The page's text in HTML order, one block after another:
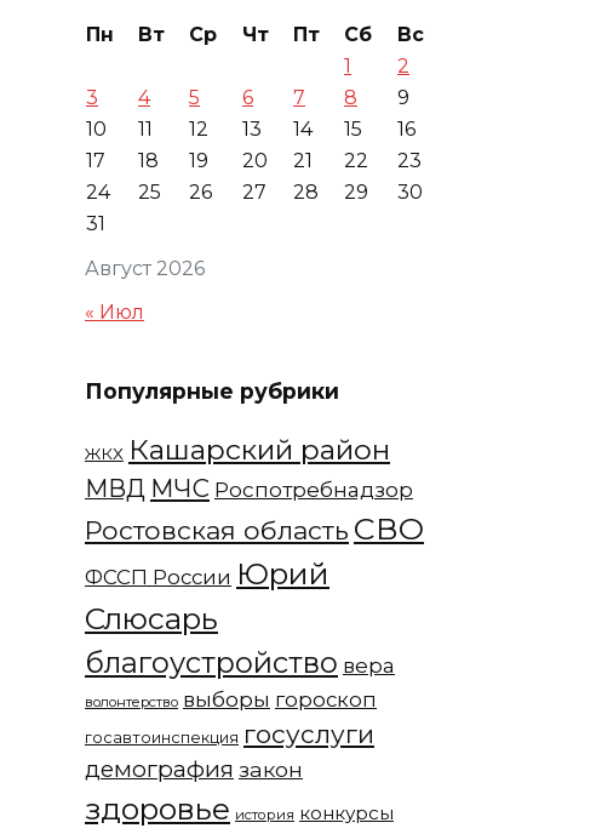
Август 2026
Пн Вт Ср Чт Пт Сб
Вс
1
2
3
4 5 6 7 8
9
10
11 12 13 14 15
16
17
18 19 20 21 22
23
24
25 26 27 28 29
30
31
« Июл
Популярные рубрики
ЖКХ Кашарский район
МВД МЧС Роспотребнадзор
Ростовская область СВО
ФССП России Юрий
Слюсарь
благоустройство вера
волонтерство выборы гороскоп
госавтоинспекция госуслуги
демография закон
здоровье история конкурсы